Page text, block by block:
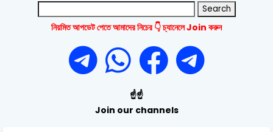
নিয়মিত আপডেট পেতে আমাদের নিচের 👇 চ্যানেলে Join করুন
☝️☝️
Join our channels